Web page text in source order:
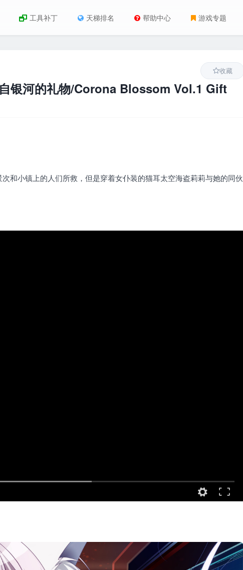
工具补丁 天梯排名 帮助中心 游戏专题
银河的礼物/Corona Blossom Vol.1 Gift
收藏
小镇上的人们所救，但是穿着女仆装的猫耳太空海盗莉莉与她的同伙